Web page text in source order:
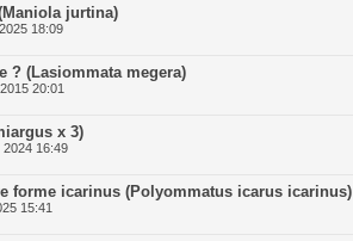
jurtina)
18:09
? (Lasiommata megera)
20:01
x 3)
2024 16:49
forme icarinus (Polyommatus icarus icarinus)
15:41